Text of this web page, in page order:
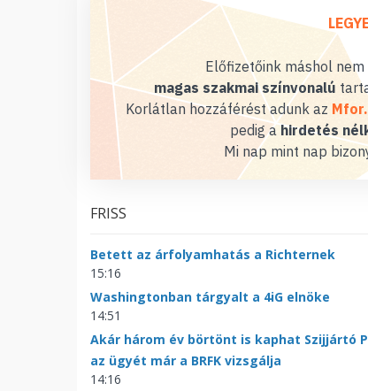
Előfizetőink máshol
magas szakmai színvonalú
Korlátlan hozzáférést adunk az
pedig ahirdetés
Mi nap mint nap
FRISS
Betett az árfolyamhatás a Richternek
15:16
Washingtonban tárgyalt a 4iG elnöke
14:51
Akár három év börtönt is kaphat Szijjártó
az ügyét már a BRFK vizsgálja
14:16